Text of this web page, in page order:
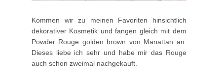
Kommen wir zu meinen Favoriten hinsichtlich
dekorativer Kosmetik und fangen gleich mit dem
Powder Rouge golden brown von Manattan an.
Dieses liebe ich sehr und habe mir das Rouge
auch schon zweimal nachgekauft.